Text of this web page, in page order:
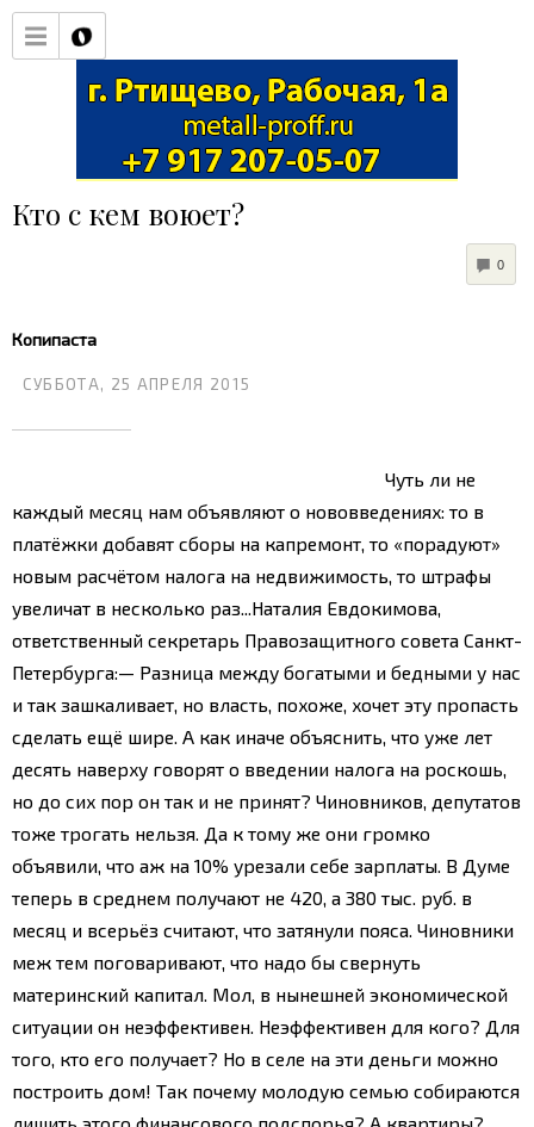
Кто с кем воюет?
0
Копипаста
СУББОТА, 25 АПРЕЛЯ 2015
Чуть ли не
каждый месяц нам объявляют о нововведениях: то в
платёжки добавят сборы на капремонт, то «порадуют»
новым расчётом налога на недвижимость, то штрафы
увеличат в несколько раз... Наталия Евдокимова,
ответственный секретарь Правозащитного совета Санкт-
Петербурга:— Разница между богатыми и бедными у нас
и так зашкаливает, но власть, похоже, хочет эту пропасть
сделать ещё шире. А как иначе объяснить, что уже лет
десять наверху говорят о введении налога на роскошь,
но до сих пор он так и не принят? Чиновников, депутатов
тоже трогать нельзя. Да к тому же они громко
объявили, что аж на 10% урезали себе зарплаты. В Думе
теперь в среднем получают не 420, а 380 тыс. руб. в
месяц и всерьёз считают, что затянули пояса. Чиновники
меж тем поговаривают, что надо бы свернуть
материнский капитал. Мол, в нынешней экономической
ситуации он неэффективен. Неэффективен для кого? Для
того, кто его получает? Но в селе на эти деньги можно
построить дом! Так почему молодую семью собираются
лишить этого финансового подспорья? А квартиры?